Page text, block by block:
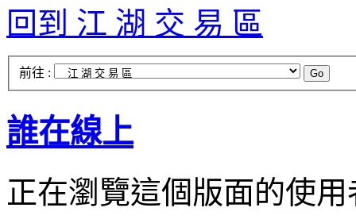
回到 江 湖 交 易 區
前往 :
誰在線上
正在瀏覽這個版面的使